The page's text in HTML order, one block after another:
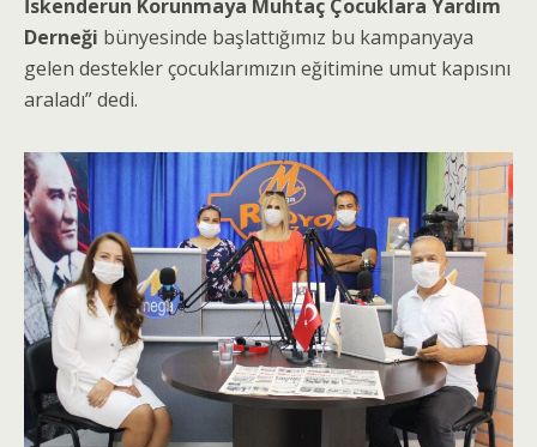
İskenderun Korunmaya Muhtaç Çocuklara Yardım
Derneği bünyesinde başlattığımız bu kampanyaya
gelen destekler çocuklarımızın eğitimine umut kapısını
araladı” dedi.